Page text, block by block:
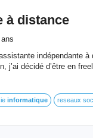
à distance
indépendante
j’ai décidé d’être en
informatique reseaux